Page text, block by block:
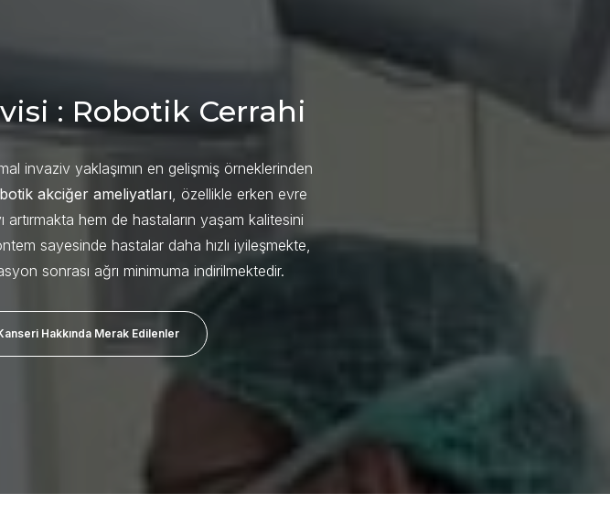
: Robotik Cerrahi
invaziv yaklaşımın en gelişmiş örneklerinden
akciğer ameliyatları, özellikle erken evre
hem de hastaların yaşam kalitesini
sayesinde hastalar daha hızlı iyileşmekte,
sonrası ağrı minimuma indirilmektedir.
Hakkında Merak Edilenler